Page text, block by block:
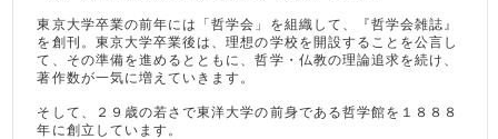
東京大学卒業の前年には「哲学会」を組織して、『哲学会雑誌』
を創刊。東京大学卒業後は、理想の学校を開設することを公言し
て、その準備を進めるとともに、哲学・仏教の理論追求を続け、
著作数が一気に増えていきます。
そして、２９歳の若さで東洋大学の前身である哲学館を１８８８
年に創立しています。